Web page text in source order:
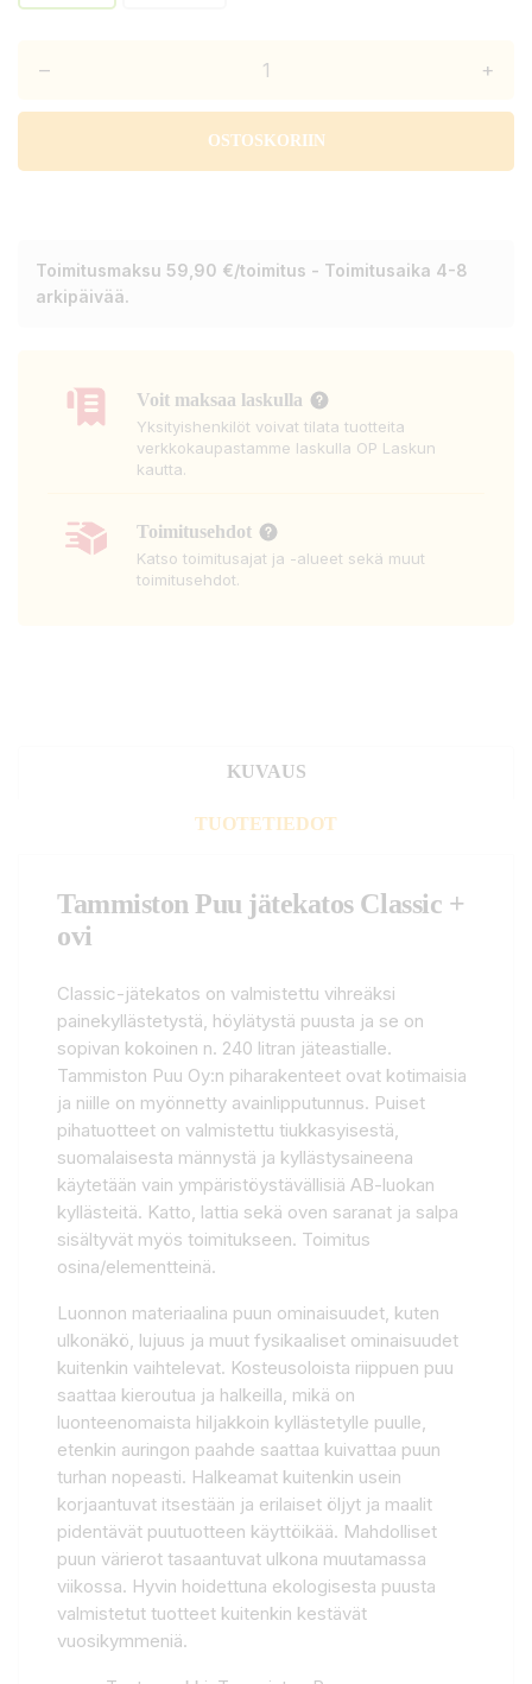
– +
OSTOSKORIIN
Toimitusmaksu 59,90 €/toimitus - Toimitusaika 4-8
arkipäivää.
Voit maksaa laskulla
Yksityishenkilöt voivat tilata tuotteita
verkkokaupastamme laskulla OP Laskun
kautta.
Toimitusehdot
Katso toimitusajat ja -alueet sekä muut
toimitusehdot.
KUVAUS
TUOTETIEDOT
Tammiston Puu jätekatos Classic +
ovi
Classic-jätekatos on valmistettu vihreäksi
painekyllästetystä, höylätystä puusta ja se on
sopivan kokoinen n. 240 litran jäteastialle.
Tammiston Puu Oy:n piharakenteet ovat kotimaisia
ja niille on myönnetty avainlipputunnus. Puiset
pihatuotteet on valmistettu tiukkasyisestä,
suomalaisesta männystä ja kyllästysaineena
käytetään vain ympäristöystävällisiä AB-luokan
kyllästeitä. Katto, lattia sekä oven saranat ja salpa
sisältyvät myös toimitukseen. Toimitus
osina/elementteinä.
Luonnon materiaalina puun ominaisuudet, kuten
ulkonäkö, lujuus ja muut fysikaaliset ominaisuudet
kuitenkin vaihtelevat. Kosteusoloista riippuen puu
saattaa kieroutua ja halkeilla, mikä on
luonteenomaista hiljakkoin kyllästetylle puulle,
etenkin auringon paahde saattaa kuivattaa puun
turhan nopeasti. Halkeamat kuitenkin usein
korjaantuvat itsestään ja erilaiset öljyt ja maalit
pidentävät puutuotteen käyttöikää. Mahdolliset
puun värierot tasaantuvat ulkona muutamassa
viikossa. Hyvin hoidettuna ekologisesta puusta
valmistetut tuotteet kuitenkin kestävät
vuosikymmeniä.